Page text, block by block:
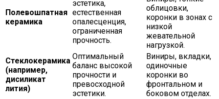
Полевошпатная
керамика
эстетика,
естественная
опалесценция,
ограниченная
прочность.
облицовки,
коронки в зонах с
низкой
жевательной
нагрузкой.
Стеклокерамика
(например,
дисиликат
лития)
Оптимальный
баланс высокой
прочности и
превосходной
эстетики.
Виниры, вкладки,
одиночные
коронки во
фронтальном и
боковом отделах.